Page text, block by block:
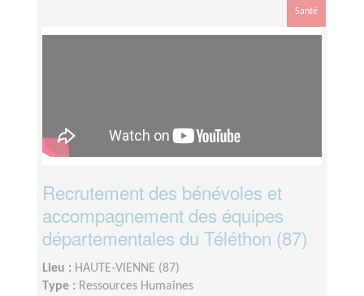
Santé
Recrutement des bénévoles et
accompagnement des équipes
départementales du Téléthon (87)
Lieu : HAUTE-VIENNE (87)
Type : Ressources Humaines